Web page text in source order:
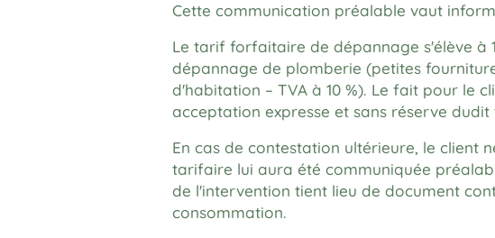
Cette communication préalable vaut
Le tarif forfaitaire de dépannage s'élève à
dépannage de plomberie (petites
d'habitation – TVA à 10 %). Le fait pour le
acceptation expresse et sans réserve
En cas de contestation ultérieure, le client
tarifaire lui aura été communiquée
de l'intervention tient lieu de document
consommation.